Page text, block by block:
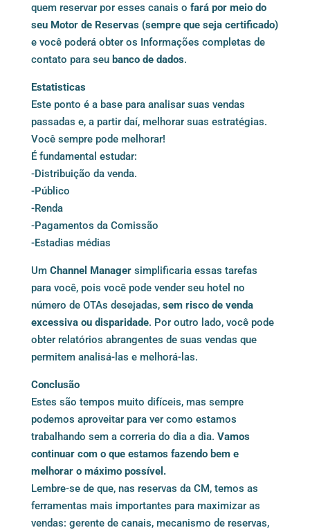
quem reservar por esses canais o fará por meio do
seu Motor de Reservas (sempre que seja certificado)
e você poderá obter os Informações completas de
contato para seu banco de dados.
Estatisticas
Este ponto é a base para analisar suas vendas
passadas e, a partir daí, melhorar suas estratégias.
Você sempre pode melhorar!
É fundamental estudar:
-Distribuição da venda.
-Público
-Renda
-Pagamentos da Comissão
-Estadias médias
Um Channel Managersimplificaria essas tarefas
para você, pois você pode vender seu hotel no
número de OTAs desejadas, sem risco de venda
excessiva ou disparidade. Por outro lado, você pode
obter relatórios abrangentes de suas vendas que
permitem analisá-las e melhorá-las.
Conclusão
Estes são tempos muito difíceis, mas sempre
podemos aproveitar para ver como estamos
trabalhando sem a correria do dia a dia. Vamos
continuar com o que estamos fazendo bem e
melhorar o máximo possível.
Lembre-se de que, nas reservas da CM, temos as
ferramentas mais importantes para maximizar as
vendas: gerente de canais, mecanismo de reservas,